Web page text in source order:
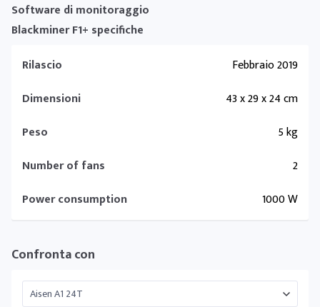
Software di monitoraggio
Blackminer F1+ specifiche
Rilascio
Febbraio 2019
Dimensioni
43 x 29 x 24 cm
Peso
5 kg
Number of fans
2
Power consumption
1000 W
Confronta con